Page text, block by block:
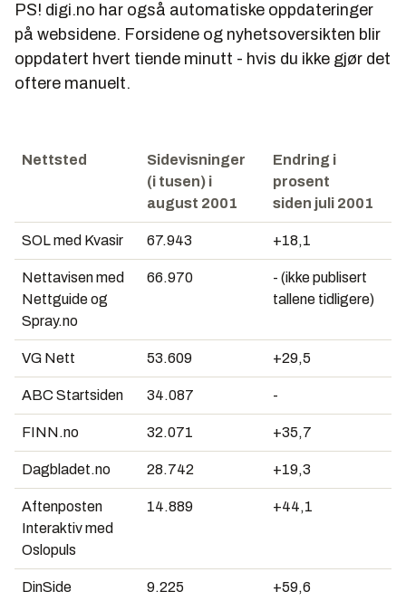
PS! digi.no har også automatiske oppdateringer
på websidene. Forsidene og nyhetsoversikten blir
oppdatert hvert tiende minutt - hvis du ikke gjør det
oftere manuelt.
Nettsted
Sidevisninger
(i tusen) i
august 2001
Endring i
prosent
siden juli 2001
SOL med Kvasir 67.943 +18,1
Nettavisen med
Nettguide og
Spray.no
66.970
- (ikke publisert
tallene tidligere)
VG Nett 53.609 +29,5
ABC Startsiden 34.087 -
FINN.no 32.071 +35,7
Dagbladet.no 28.742 +19,3
Aftenposten
Interaktiv med
Oslopuls
14.889 +44,1
DinSide 9.225 +59,6